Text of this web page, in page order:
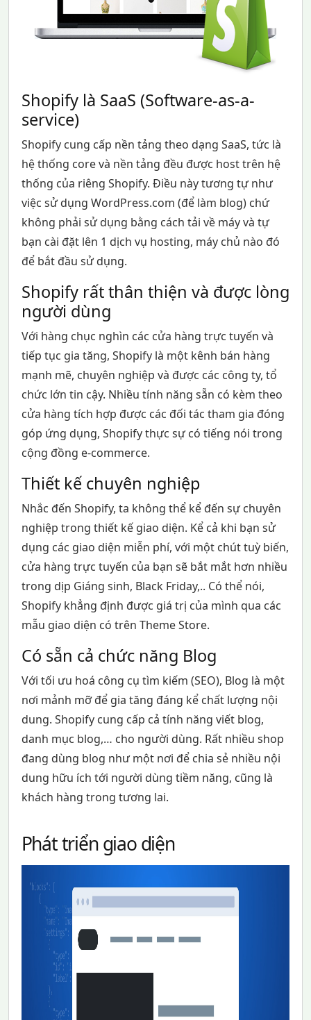
Shopify là SaaS (Software-as-a-
service)
Shopify cung cấp nền tảng theo dạng SaaS, tức là
hệ thống core và nền tảng đều được host trên hệ
thống của riêng Shopify. Điều này tương tự như
việc sử dụng WordPress.com (để làm blog) chứ
không phải sử dụng bằng cách tải về máy và tự
bạn cài đặt lên 1 dịch vụ hosting, máy chủ nào đó
để bắt đầu sử dụng.
Shopify rất thân thiện và được lòng
người dùng
Với hàng chục nghìn các cửa hàng trực tuyến và
tiếp tục gia tăng, Shopify là một kênh bán hàng
mạnh mẽ, chuyên nghiệp và được các công ty, tổ
chức lớn tin cậy. Nhiều tính năng sẵn có kèm theo
cửa hàng tích hợp được các đối tác tham gia đóng
góp ứng dụng, Shopify thực sự có tiếng nói trong
cộng đồng e-commerce.
Thiết kế chuyên nghiệp
Nhắc đến Shopify, ta không thể kể đến sự chuyên
nghiệp trong thiết kế giao diện. Kể cả khi bạn sử
dụng các giao diện miễn phí, với một chút tuỳ biến,
cửa hàng trực tuyến của bạn sẽ bắt mắt hơn nhiều
trong dịp Giáng sinh, Black Friday,.. Có thể nói,
Shopify khẳng định được giá trị của mình qua các
mẫu giao diện có trên Theme Store.
Có sẵn cả chức năng Blog
Với tối ưu hoá công cụ tìm kiếm (SEO), Blog là một
nơi mảnh mỡ để gia tăng đáng kể chất lượng nội
dung. Shopify cung cấp cả tính năng viết blog,
danh mục blog,… cho người dùng. Rất nhiều shop
đang dùng blog như một nơi để chia sẻ nhiều nội
dung hữu ích tới người dùng tiềm năng, cũng là
khách hàng trong tương lai.
Phát triển giao diện